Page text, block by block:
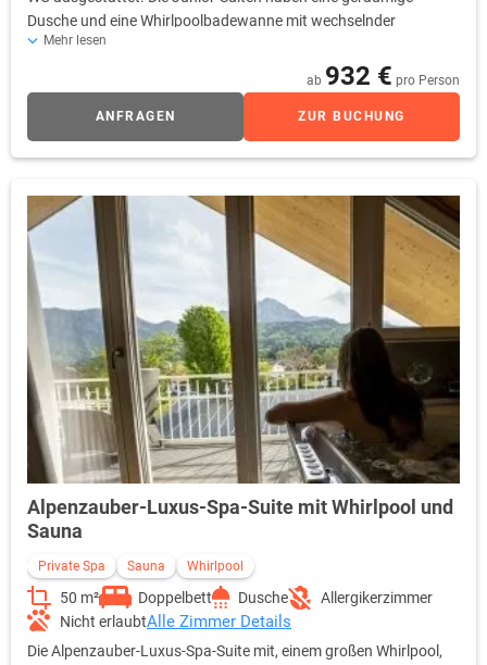
Dusche und eine Whirlpoolbadewanne mit wechselnder
Farblichtbeleuchtung. Die Zimmer bestechen durch ein
exklusives und modernes Design und ein liebevoll eingerichtetes
Interieur. Alle Preise sind inklusive Frühstücksbuffet, freier
Nutzung des hoteleigenen Wellnessbereiches & des neuen
Cabrio-Hallenbades, Hotelparkplatz und WLAN. Kuschelige
Bademäntel, Saunatücher und Badetaschen stehen Ihnen im
Nebenhaus, erreichbar über eine kleine Brücke.
Mehr lesen
ab 932 € pro Person
ANFRAGEN ZUR BUCHUNG
Alpenzauber-Luxus-Spa-Suite mit Whirlpool und
Sauna
Private Spa Sauna Whirlpool
50 m² Doppelbett Dusche
Allergikerzimmer
Nicht erlaubtAlle Zimmer Details
Die Alpenzauber-Luxus-Spa-Suite mit, einem großen Whirlpool,